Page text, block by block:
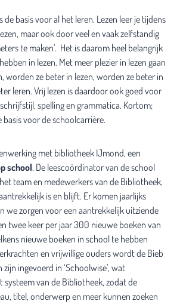
de basis voor al het leren. Lezen leer je tijdens
maar ook door veel en vaak zelfstandig
te maken’. Het is daarom heel belangrijk
in lezen. Met meer plezier in lezen gaan
worden ze beter in lezen, worden ze beter in
leren. Vrij lezen is daardoor ook goed voor
spelling en grammatica. Kortom;
voor de schoolcarrière.
met bibliotheek IJmond, een
school. De leescoördinator van de school
team en medewerkers van de Bibliotheek,
is en blijft. Er komen jaarlijks
we zorgen voor een aantrekkelijk uitziende
twee keer per jaar 300 nieuwe boeken van
nieuwe boeken in school te hebben
en vrijwillige ouders wordt de Bieb
ingevoerd in ‘Schoolwise’, wat
systeem van de Bibliotheek, zodat de
titel, onderwerp en meer kunnen zoeken